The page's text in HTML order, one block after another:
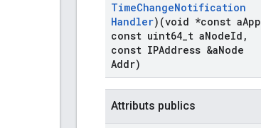
TimeChangeNotification
Handler)(void *const aApp
const uint64 t aNodeId ,
const IPAddress &aNode
Addr)
Attributs publics